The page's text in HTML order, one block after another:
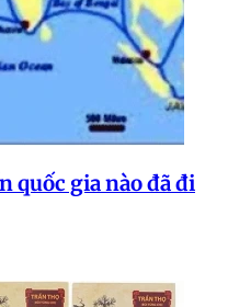
quốc gia nào đã đi